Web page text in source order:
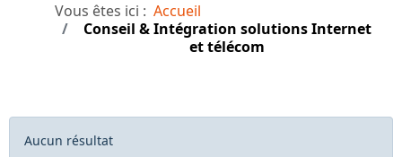
Vous êtes ici : Accueil
Conseil & Intégration solutions Internet
et télécom
Info
Aucun résultat